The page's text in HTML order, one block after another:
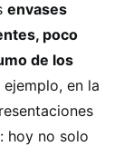
envases
poco
de los
ejemplo, en la
hoy no solo